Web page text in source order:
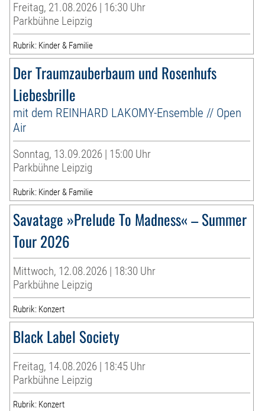
Freitag, 21.08.2026 | 16:30 Uhr
Parkbühne Leipzig
Rubrik: Kinder & Familie
Der Traumzauberbaum und Rosenhufs
Liebesbrille
mit dem REINHARD LAKOMY-Ensemble // Open
Air
Sonntag, 13.09.2026 | 15:00 Uhr
Parkbühne Leipzig
Rubrik: Kinder & Familie
Savatage »Prelude To Madness« – Summer
Tour 2026
Mittwoch, 12.08.2026 | 18:30 Uhr
Parkbühne Leipzig
Rubrik: Konzert
Black Label Society
Freitag, 14.08.2026 | 18:45 Uhr
Parkbühne Leipzig
Rubrik: Konzert